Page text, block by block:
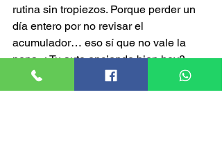
rutina sin tropiezos. Porque perder un
día entero por no revisar el
acumulador… eso sí que no vale la
pena. ¿Tu auto enciende bien hoy?
Excelente. Asegúrate de que también
lo haga mañana. Te esperamos en